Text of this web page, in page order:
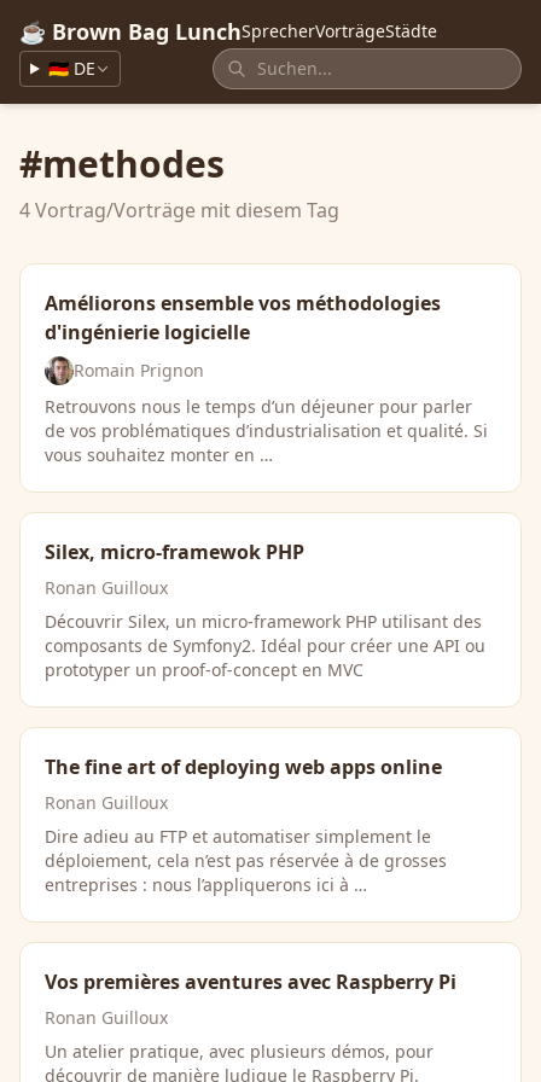
☕ Brown Bag LunchSprecherVorträgeStädte
🇩🇪 DE
#methodes
4 Vortrag/Vorträge mit diesem Tag
Améliorons ensemble vos méthodologies
d'ingénierie logicielle
Romain Prignon
Retrouvons nous le temps d’un déjeuner pour parler
de vos problématiques d’industrialisation et qualité. Si
vous souhaitez monter en …
Silex, micro-framewok PHP
Ronan Guilloux
Découvrir Silex, un micro-framework PHP utilisant des
composants de Symfony2. Idéal pour créer une API ou
prototyper un proof-of-concept en MVC
The fine art of deploying web apps online
Ronan Guilloux
Dire adieu au FTP et automatiser simplement le
déploiement, cela n’est pas réservée à de grosses
entreprises : nous l’appliquerons ici à …
Vos premières aventures avec Raspberry Pi
Ronan Guilloux
Un atelier pratique, avec plusieurs démos, pour
découvrir de manière ludique le Raspberry Pi.